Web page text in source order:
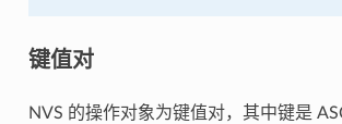
键值对
NVS 的操作对象为键值对，其中键是